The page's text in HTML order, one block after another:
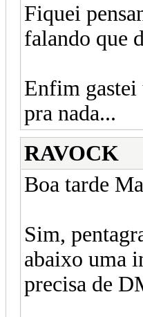
Fiquei
falando que
Enfim gastei
pra nada...
RAVOCK
Boa tarde
Sim,
abaixo uma
precisa de